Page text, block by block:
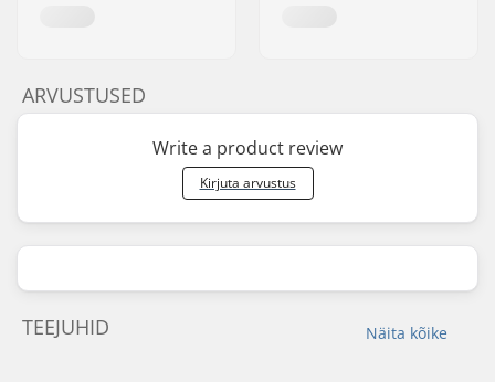
ARVUSTUSED
Write a product review
Kirjuta arvustus
Näita kõike
TEEJUHID